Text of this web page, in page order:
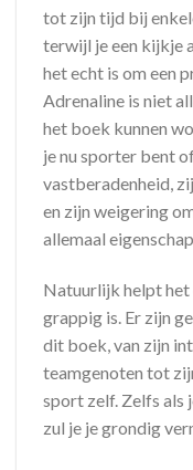
tot zijn tijd bij
terwijl je een kijkje
het echt is om een
Adrenaline is niet
het boek kunnen
je nu sporter bent
vastberadenheid,
en zijn weigering
allemaal
Natuurlijk helpt
grappig is. Er zijn
dit boek, van zijn
teamgenoten tot
sport zelf. Zelfs als
zul je je grondig